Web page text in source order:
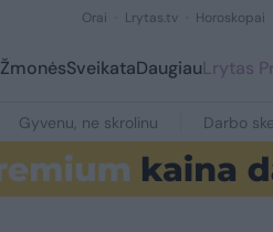
Orai Lrytas.tv Horoskopai
ŽmonėsSveikataDaugiauLrytas
Gyvenu, ne skrolinu Darbo